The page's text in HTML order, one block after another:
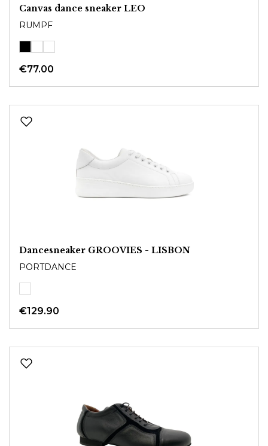
Canvas dance sneaker LEO
RUMPF
€77.00
Dancesneaker GROOVIES - LISBON
PORTDANCE
€129.90